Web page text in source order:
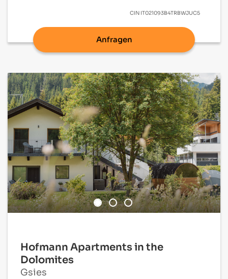
CIN IT021093B4TRBWJUC5
Anfragen
Hofmann Apartments in the
Dolomites
Gsies